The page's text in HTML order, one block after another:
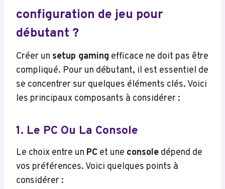
configuration de jeu pour
débutant ?
Créer un setup gaming efficace ne doit pas être
compliqué. Pour un débutant, il est essentiel de
se concentrer sur quelques éléments clés. Voici
les principaux composants à considérer :
1. Le PC Ou La Console
Le choix entre un PC et une console dépend de
vos préférences. Voici quelques points à
considérer :